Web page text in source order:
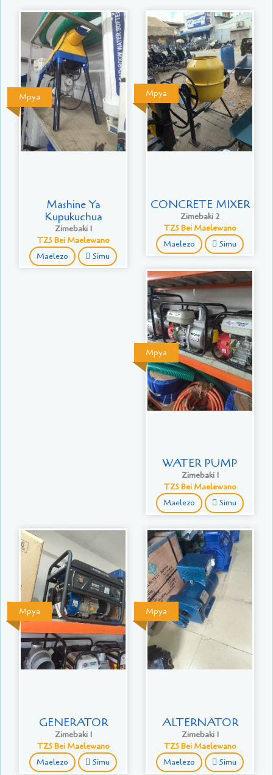
Mpya
Mashine Ya
Kupukuchua
Zimebaki 1
TZS Bei Maelewano
Maelezo Simu
Mpya
CONCRETE MIXER
Zimebaki 2
TZS Bei Maelewano
Maelezo Simu
Mpya
WATER PUMP
Zimebaki 1
TZS Bei Maelewano
Maelezo Simu
Mpya
GENERATOR
Zimebaki 1
TZS Bei Maelewano
Maelezo Simu
Mpya
ALTERNATOR
Zimebaki 1
TZS Bei Maelewano
Maelezo Simu